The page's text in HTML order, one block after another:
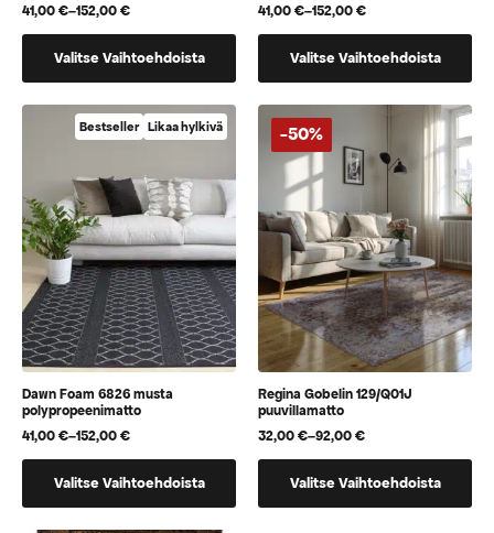
41,00€–152,00€
Hintaluokka:
41,00 €
152,00 €
Valitse Vaihtoehdoista
useampi
muunnelma.
tehdä
valinnat
tuotteen
sivulla.
41,00€–152,00€
Hintaluokka:
41,00 €
152,00 €
Valitse Vaihtoehdoista
useampi
muunnelma.
tehdä
valinnat
tuotteen
sivulla.
Bestseller Likaa hylkivä
Dawn Foam 6826 musta
polypropeenimatto
41,00€–152,00€
Hintaluokka:
41,00 €
152,00 €
Valitse Vaihtoehdoista
tuotteella
-50%
Regina Gobelin 129/Q01J
puuvillamatto
32,00€–92,00€
Hintaluokka:
32,00 €
92,00 €
Valitse Vaihtoehdoista
tuotteella